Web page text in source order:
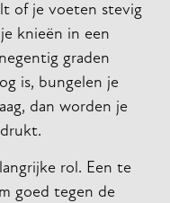
of je voeten stevig
knieën in een
graden
is, bungelen je
dan worden je
rol. Een te
goed tegen de